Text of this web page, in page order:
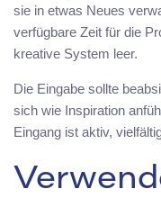
sie in etwas Neues
verfügbare Zeit für die
kreative System leer.
Die Eingabe sollte
sich wie Inspiration
Eingang ist aktiv,